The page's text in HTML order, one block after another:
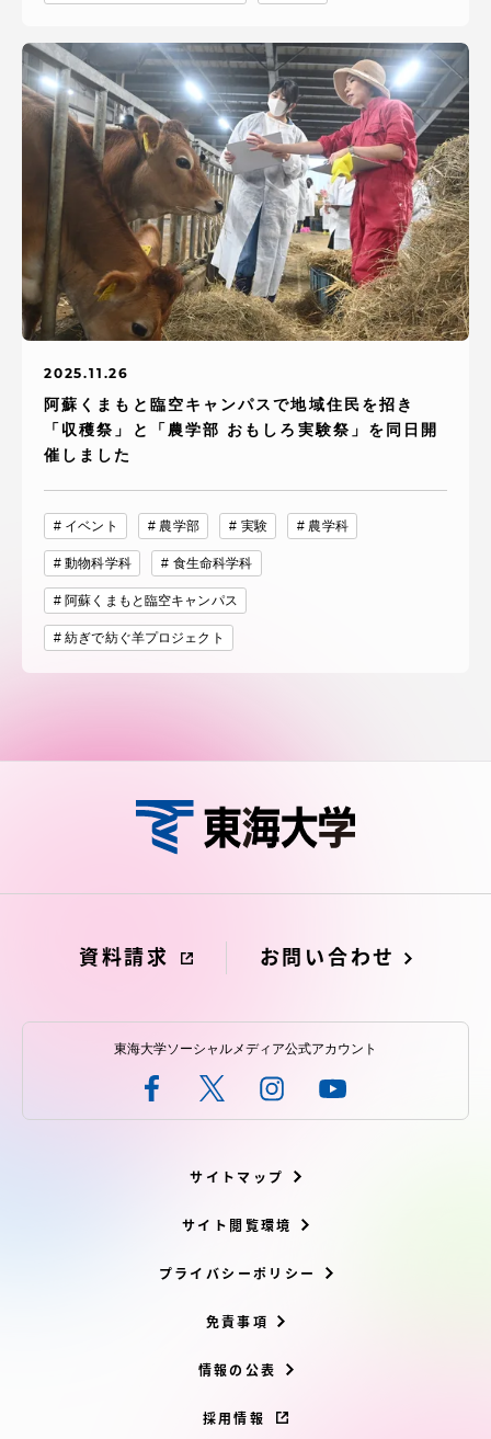
2025.11.26
阿蘇くまもと臨空キャンパスで地域住民を招き
「収穫祭」と「農学部 おもしろ実験祭」を同日開
催しました
イベント 農学部 実験 農学科
動物科学科 食生命科学科
阿蘇くまもと臨空キャンパス
紡ぎで紡ぐ羊プロジェクト
資料請求 お問い合わせ
東海大学ソーシャルメディア公式アカウント
サイトマップ
サイト閲覧環境
プライバシーポリシー
免責事項
情報の公表
採用情報